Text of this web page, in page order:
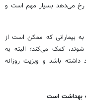
رخ می‌دهد بسیار مهم است و
بیمارانی که ممکن است از
کمک می‌کند؛ البته به
باشد و ویزیت روزانه
بهداشت است